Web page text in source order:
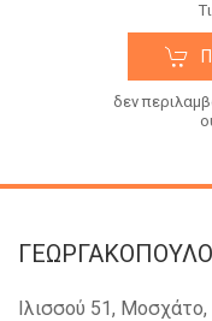
δεν
Ιλισσού 51, Μοσχάτο,